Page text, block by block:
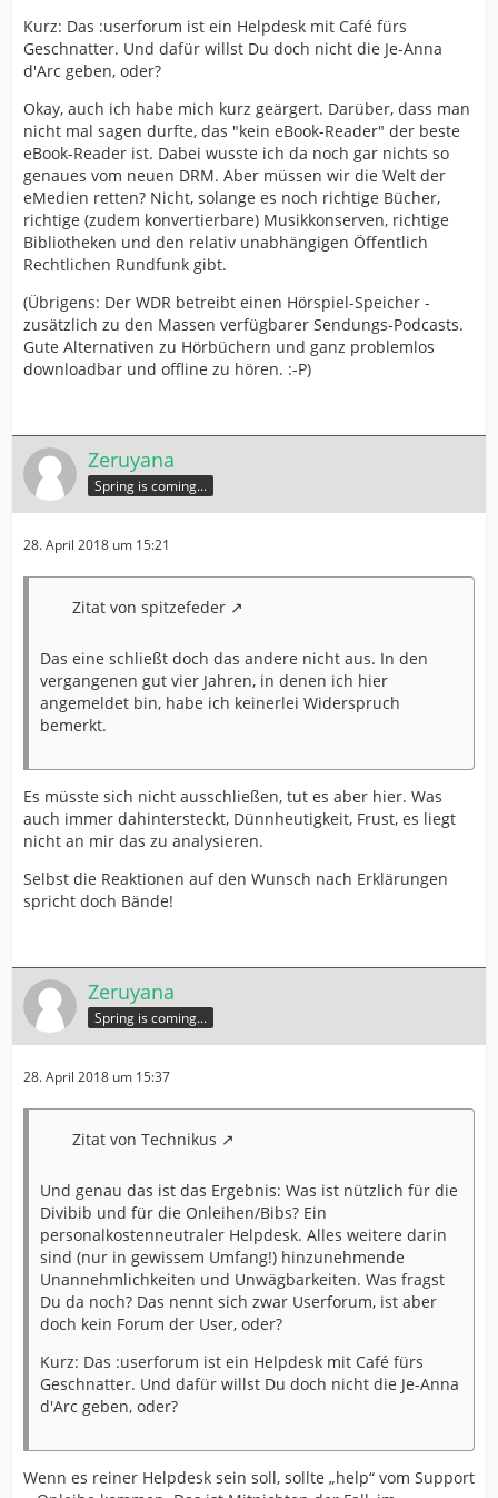
Kurz: Das :userforum ist ein Helpdesk mit Café fürs
Geschnatter. Und dafür willst Du doch nicht die Je-Anna
d'Arc geben, oder?
Okay, auch ich habe mich kurz geärgert. Darüber, dass man
nicht mal sagen durfte, das "kein eBook-Reader" der beste
eBook-Reader ist. Dabei wusste ich da noch gar nichts so
genaues vom neuen DRM. Aber müssen wir die Welt der
eMedien retten? Nicht, solange es noch richtige Bücher,
richtige (zudem konvertierbare) Musikkonserven, richtige
Bibliotheken und den relativ unabhängigen Öffentlich
Rechtlichen Rundfunk gibt.
(Übrigens: Der WDR betreibt einen Hörspiel-Speicher -
zusätzlich zu den Massen verfügbarer Sendungs-Podcasts.
Gute Alternativen zu Hörbüchern und ganz problemlos
downloadbar und offline zu hören. :-P)
Zeruyana
Spring is coming...
28. April 2018 um 15:21
Zitat von spitzefeder
Das eine schließt doch das andere nicht aus. In den
vergangenen gut vier Jahren, in denen ich hier
angemeldet bin, habe ich keinerlei Widerspruch
bemerkt.
Es müsste sich nicht ausschließen, tut es aber hier. Was
auch immer dahintersteckt, Dünnheutigkeit, Frust, es liegt
nicht an mir das zu analysieren.
Selbst die Reaktionen auf den Wunsch nach Erklärungen
spricht doch Bände!
Zeruyana
Spring is coming...
28. April 2018 um 15:37
Zitat von Technikus
Und genau das ist das Ergebnis: Was ist nützlich für die
Divibib und für die Onleihen/Bibs? Ein
personalkostenneutraler Helpdesk. Alles weitere darin
sind (nur in gewissem Umfang!) hinzunehmende
Unannehmlichkeiten und Unwägbarkeiten. Was fragst
Du da noch? Das nennt sich zwar Userforum, ist aber
doch kein Forum der User, oder?
Kurz: Das :userforum ist ein Helpdesk mit Café fürs
Geschnatter. Und dafür willst Du doch nicht die Je-Anna
d'Arc geben, oder?
Wenn es reiner Helpdesk sein soll, sollte „help“ vom Support